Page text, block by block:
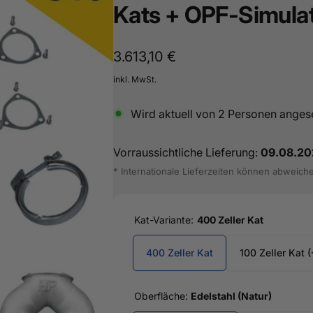
Kats + OPF-
Normaler
Preis
3.613,10 €
inkl. MwSt.
Wird aktuell von 2 Personen
Vorraussichtliche Lieferung:
* Internationale Lieferzeiten können
Kat-Variante: 400 Zeller Kat
400 Zeller Kat 100 Zeller Kat
Oberfläche: Edelstahl (Natur)